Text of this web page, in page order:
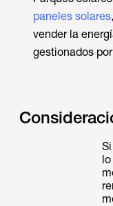
paneles solares
vender la
gestionados